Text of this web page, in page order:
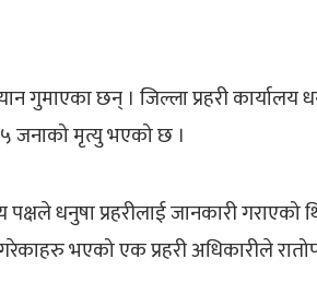
गुमाएका छन् । जिल्ला प्रहरी कार्यालय
जनाको मृत्यु भएको छ ।
धनुषा प्रहरीलाई जानकारी गराएको
भएको एक प्रहरी अधिकारीले